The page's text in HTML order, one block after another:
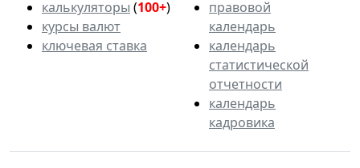
калькуляторы (100+)
курсы валют
ключевая ставка
правовой
календарь
календарь
статистической
отчетности
календарь
кадровика